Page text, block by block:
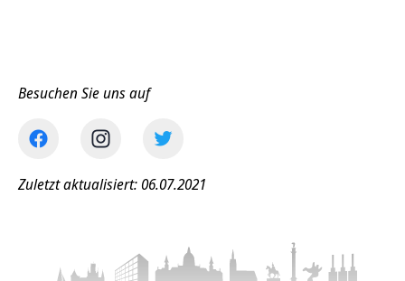
Besuchen Sie uns auf
Zuletzt aktualisiert: 06.07.2021